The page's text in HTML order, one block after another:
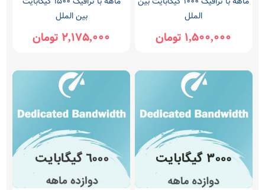
الملل
1,500,000 تومان
بین الملل
2,175,000 تومان